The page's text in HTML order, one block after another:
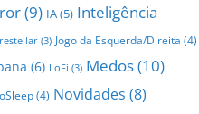
(9) IA(5) Inteligência
(3) Jogo da Esquerda/Direita (4)
(6) LoFi (3) Medos(10)
(4) Novidades (8)